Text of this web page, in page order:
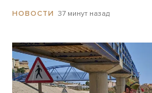
НОВОСТИ 37 минут назад